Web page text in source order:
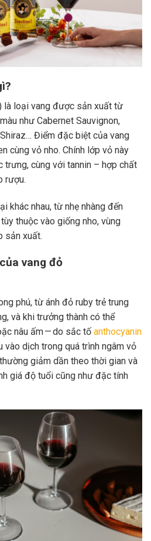
là loại vang được sản xuất từ
như Cabernet Sauvignon,
Điểm đặc biệt của vang
cùng vỏ nho. Chính lớp vỏ này
cùng với tannin – hợp chất
rượu.
khác nhau, từ nhẹ nhàng đến
thuộc vào giống nho, vùng
sản xuất.
vang đỏ
phú, từ ánh đỏ ruby trẻ trung
và khi trưởng thành có thể
nâu ấm — do sắc tố anthocyanin
vào dịch trong quá trình ngâm vỏ
giảm dần theo thời gian và
giá độ tuổi cũng như đặc tính